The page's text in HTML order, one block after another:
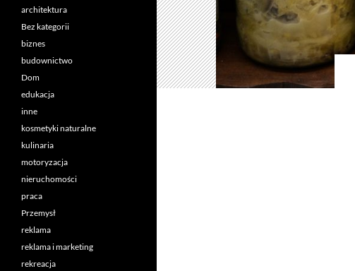
architektura
Bez kategorii
biznes
budownictwo
Dom
edukacja
inne
kosmetyki naturalne
kulinaria
motoryzacja
nieruchomości
praca
Przemysł
reklama
reklama i marketing
rekreacja